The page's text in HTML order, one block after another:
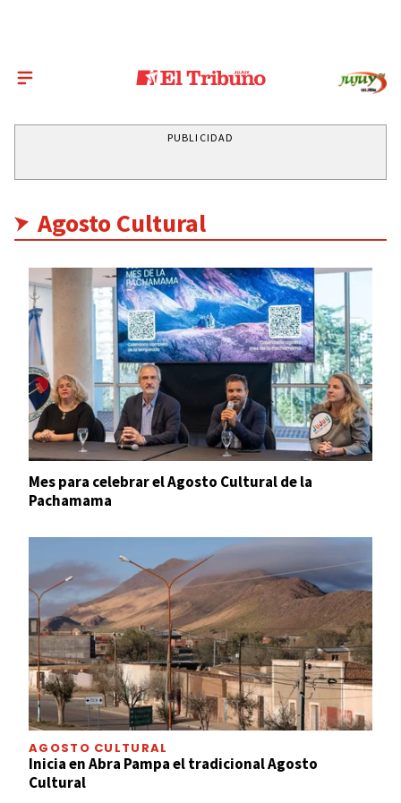
PUBLICIDAD
Agosto Cultural
Mes para celebrar el Agosto Cultural de la
Pachamama
AGOSTO CULTURAL
Inicia en Abra Pampa el tradicional Agosto
Cultural